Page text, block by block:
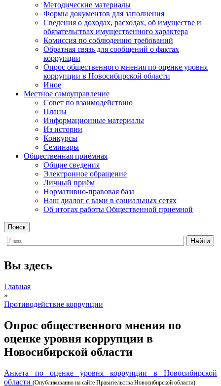
Методические материалы
Формы документов для заполнения
Сведения о доходах, расходах, об имуществе и
обязательствах имущественного характера
Комиссия по соблюдению требований
Обратная связь для сообщений о фактах
коррупции
Опрос общественного мнения по оценке уровня
коррупции в Новосибирской области
Иное
Местное самоуправление
Cовет по взаимодействию
Планы
Информационные материалы
Из истории
Конкурсы
Семинары
Общественная приёмная
Общие сведения
Электронное обращение
Личный приём
Нормативно-правовая база
Наш диалог с вами в социальных сетях
Об итогах работы Общественной приемной
Поиск
Вы здесь
Главная
»
Противодействие коррупции
Опрос общественного мнения по
оценке уровня коррупции в
Новосибирской области
Анкета по оценке уровня коррупции в Новосибирской
области (Опубликованно на сайте Правительства Новосибирской области)